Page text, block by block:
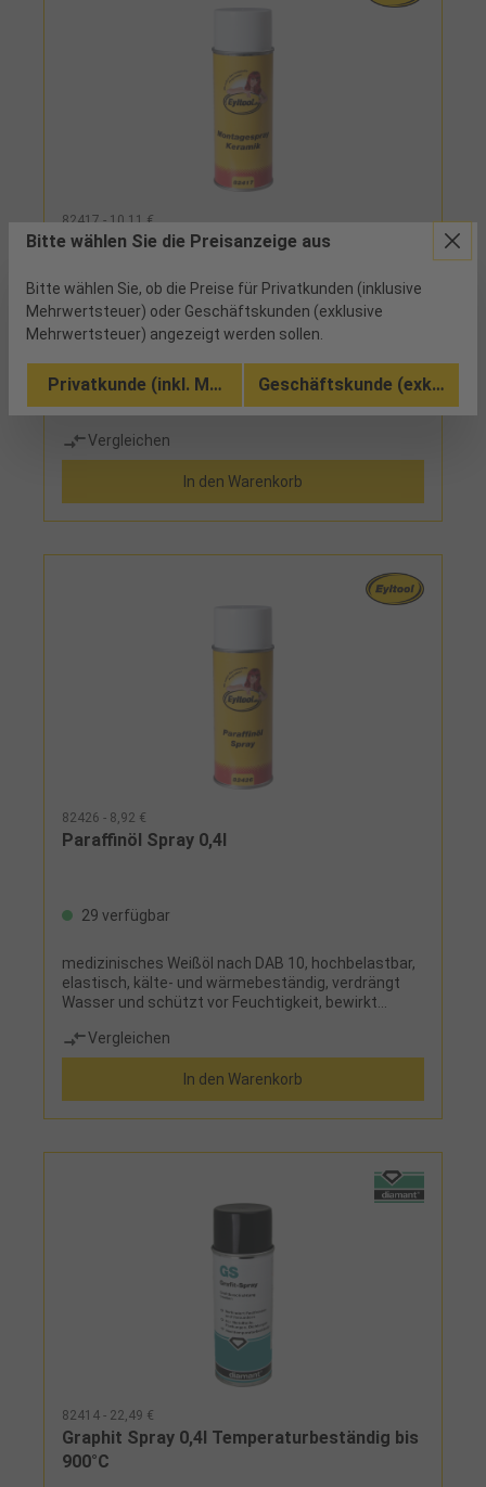
82417 - 10,11 €
Montagespray Keramik 0,4l
15 verfügbar
metallfrei, gegen Verschleiß und Korrosion,
Antihaft-Effekt schützt gegen Salze, Benzin und
Seewasser, silikonfrei
Vergleichen
In den Warenkorb
82426 - 8,92 €
Paraffinöl Spray 0,4l
29 verfügbar
medizinisches Weißöl nach DAB 10, hochbelastbar,
elastisch, kälte- und wärmebeständig, verdrängt
Wasser und schützt vor Feuchtigkeit, bewirkt
Reibung von Metall auf Metall, harz-, säure- und
silikonfrei
Vergleichen
In den Warenkorb
82414 - 22,49 €
Graphit Spray 0,4l Temperaturbeständig bis
900°C
Bitte wählen Sie die Preisanzeige aus
Bitte wählen Sie, ob die Preise für Privatkunden (inklusive
Mehrwertsteuer) oder Geschäftskunden (exklusive
Mehrwertsteuer) angezeigt werden sollen.
Privatkunde (inkl. MwSt.) Geschäftskunde (exkl.